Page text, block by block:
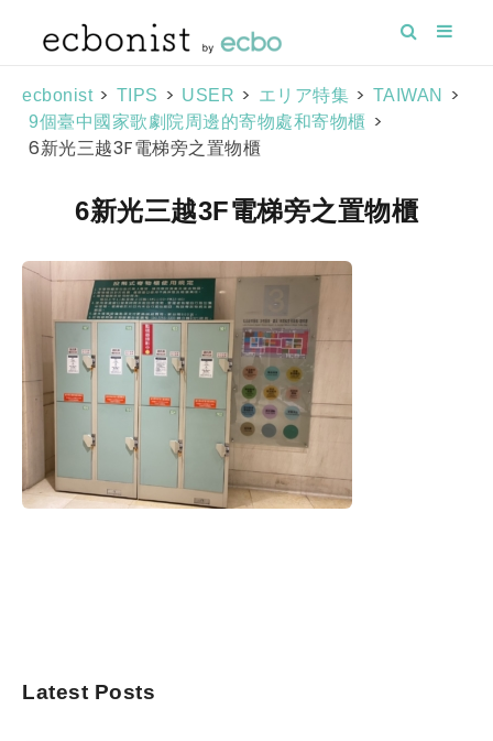
ecbonist > TIPS > USER > エリア特集 > TAIWAN >
9個臺中國家歌劇院周邊的寄物處和寄物櫃 >
6新光三越3F電梯旁之置物櫃
6新光三越3F電梯旁之置物櫃
Latest Posts